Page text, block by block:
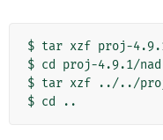
$ tar xzf proj-
$ cd proj-4.9.1/nad
$ tar xzf ../../